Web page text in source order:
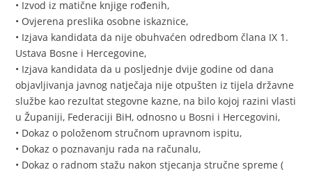
• Izvod iz matične knjige rođenih,
• Ovjerena preslika osobne iskaznice,
• Izjava kandidata da nije obuhvaćen odredbom člana IX 1.
Ustava Bosne i Hercegovine,
• Izjava kandidata da u posljednje dvije godine od dana
objavljivanja javnog natječaja nije otpušten iz tijela državne
službe kao rezultat stegovne kazne, na bilo kojoj razini vlasti
u Županiji, Federaciji BiH, odnosno u Bosni i Hercegovini,
• Dokaz o položenom stručnom upravnom ispitu,
• Dokaz o poznavanju rada na računalu,
• Dokaz o radnom stažu nakon stjecanja stručne spreme (